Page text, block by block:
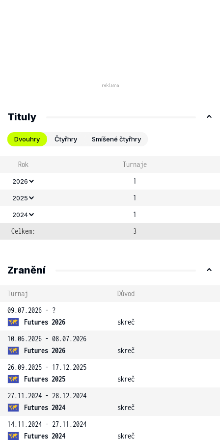
Tituly
Dvouhry Čtyřhry Smíšené čtyřhry
Rok Turnaje
2026 1
2025 1
2024
1
Celkem:
3
Zranění
Turnaj
Důvod
09.07.2026 - ?
Futures 2026
skreč
10.06.2026 - 08.07.2026
Futures 2026
skreč
26.09.2025 - 17.12.2025
Futures 2025
skreč
27.11.2024 - 28.12.2024
Futures 2024
skreč
14.11.2024 - 27.11.2024
Futures 2024
skreč